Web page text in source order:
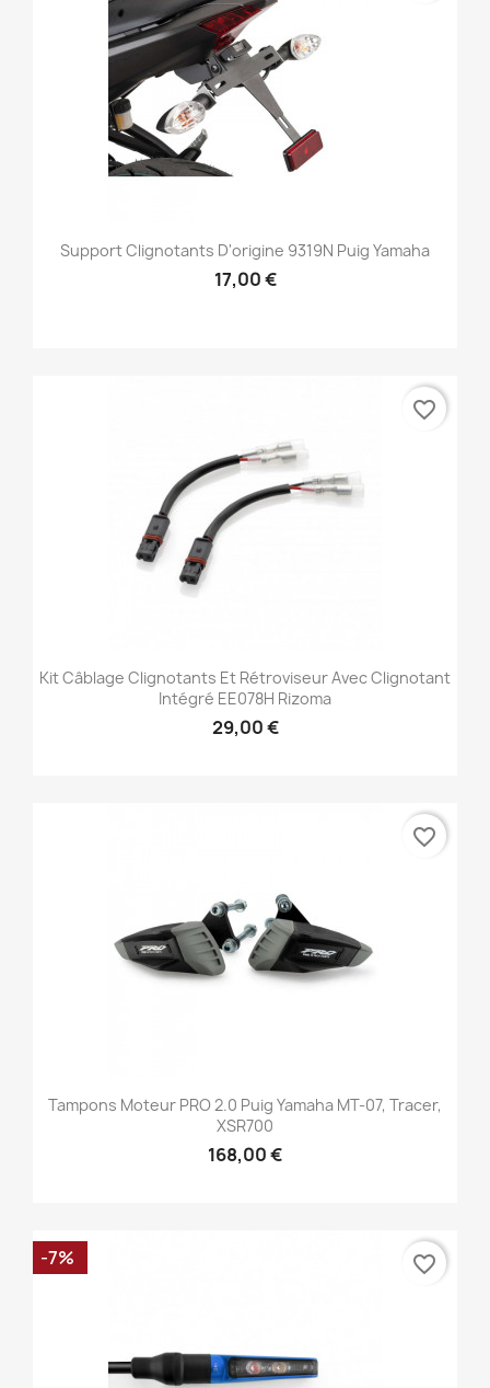
Support Clignotants D'origine 9319N Puig Yamaha
17,00 €
Kit Câblage Clignotants Et Rétroviseur Avec Clignotant
Intégré EE078H Rizoma
29,00 €
favorite_border
Tampons Moteur PRO 2.0 Puig Yamaha MT-07, Tracer,
XSR700
168,00 €
favorite_border
-7% favorite_border